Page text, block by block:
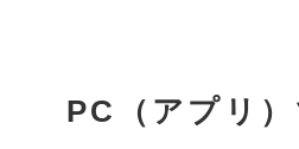
PC（アプリ